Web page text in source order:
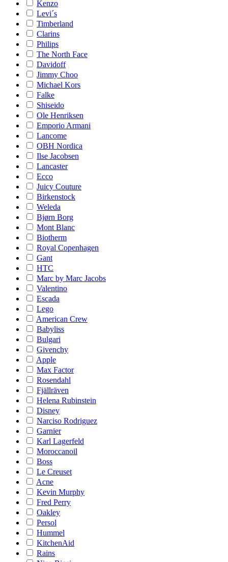
Kenzo
Levi´s
Timberland
Clarins
Philips
The North Face
Davidoff
Jimmy Choo
Michael Kors
Falke
Shiseido
Ole Henriksen
Emporio Armani
Lancome
OBH Nordica
Ilse Jacobsen
Lancaster
Ecco
Juicy Couture
Birkenstock
Weleda
Bjørn Borg
Mont Blanc
Biotherm
Royal Copenhagen
Gant
HTC
Marc by Marc Jacobs
Valentino
Escada
Lego
American Crew
Babyliss
Bulgari
Givenchy
Apple
Max Factor
Rosendahl
Fjällräven
Helena Rubinstein
Disney
Narciso Rodriguez
Garnier
Karl Lagerfeld
Moroccanoil
Boss
Le Creuset
Acne
Kevin Murphy
Fred Perry
Oakley
Persol
Hummel
KitchenAid
Rains